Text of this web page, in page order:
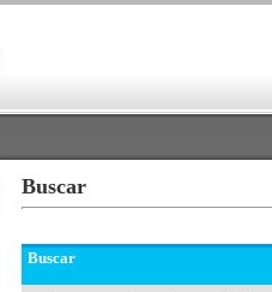
Buscar
Buscar